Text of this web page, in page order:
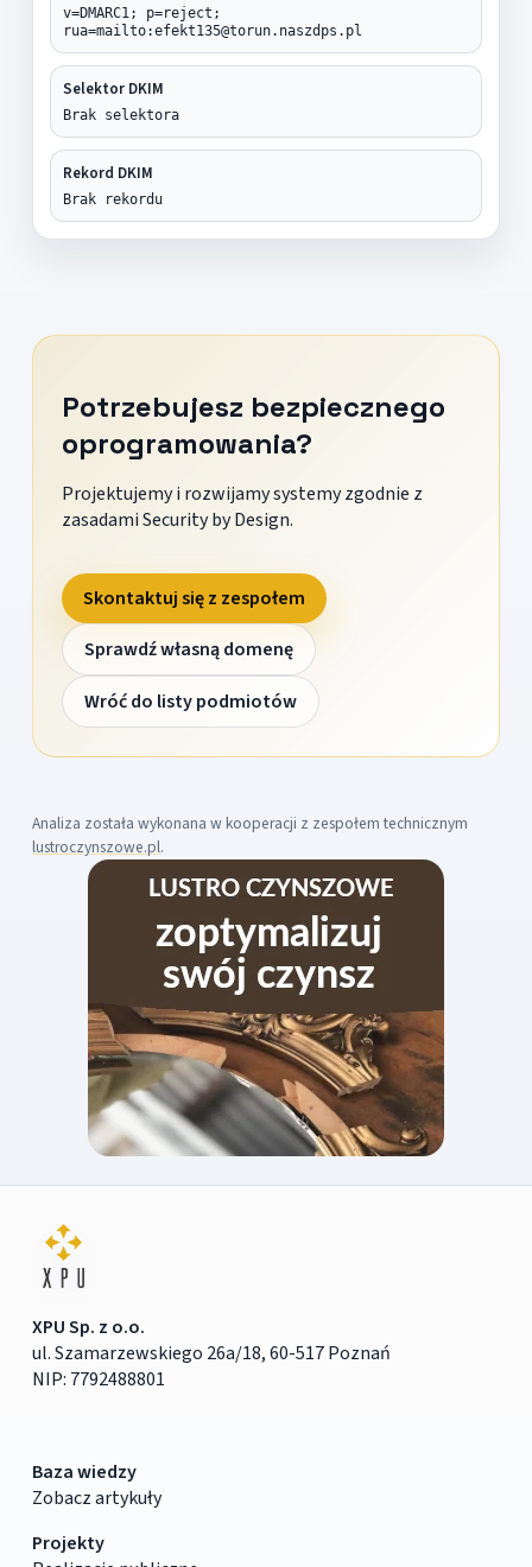
v=DMARC1; p=reject;
rua=mailto:efekt135@torun.naszdps.pl
Selektor DKIM
Brak selektora
Rekord DKIM
Brak rekordu
Potrzebujesz bezpiecznego
oprogramowania?
Projektujemy i rozwijamy systemy zgodnie z
zasadami Security by Design.
Skontaktuj się z zespołem
Sprawdź własną domenę
Wróć do listy podmiotów
Analiza została wykonana w kooperacji z zespołem technicznym
lustroczynszowe.pl.
XPU Sp. z o.o.
ul. Szamarzewskiego 26a/18, 60-517 Poznań
NIP: 7792488801
Baza wiedzy
Zobacz artykuły
Projekty